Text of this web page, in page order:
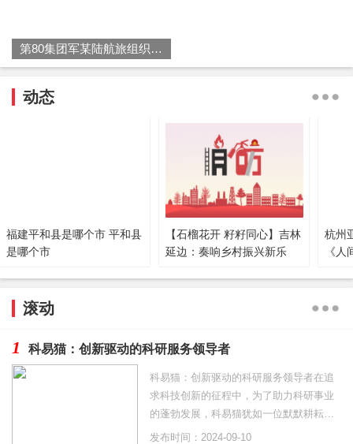
第80集团军某陆航旅组织飞行训练
动态
福建平和县是哪个市 平和县
是哪个市
【石榴花开 籽籽同心】吉林
延边：奏响乡村振兴新乐
杭州
《
滚动
1 科易猫：创新驱动的科研服务领导者
科易猫：创新驱动的科研服务领导者在追
求科技创新的征程中，为了助力科研事业
的蓬勃发展，科易猫犹如一位默默耕耘的
实干者，以专业的服务和
发布时间：2024-09-10